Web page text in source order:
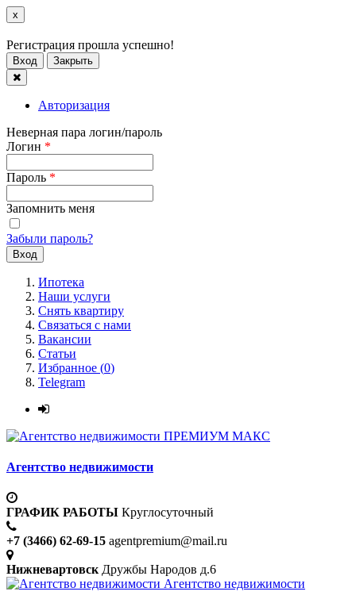
x
Регистрация прошла успешно!
Вход Закрыть
Авторизация
Неверная пара логин/пароль
Логин *
Пароль *
Запомнить меня
Забыли пароль?
Ипотека
Наши услуги
Снять квартиру
Связаться с нами
Вакансии
Статьи
Избранное (0)
Telegram
ПРЕМИУМ МАКС
Агентство недвижимости
ГРАФИК РАБОТЫ Круглосуточный
+7 (3466) 62-69-15 agentpremium@mail.ru
Нижневартовск Дружбы Народов д.6
Агентство недвижимости